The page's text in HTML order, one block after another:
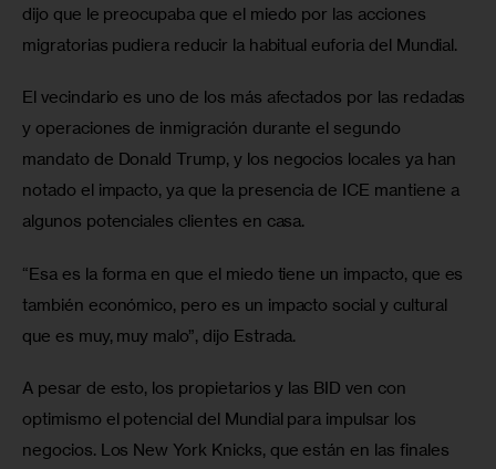
dijo que le preocupaba que el miedo por las acciones
migratorias pudiera reducir la habitual euforia del Mundial.
El vecindario es uno de los más afectados por las redadas
y operaciones de inmigración durante el segundo
mandato de Donald Trump, y los negocios locales ya han
notado el impacto, ya que la presencia de ICE mantiene a
algunos potenciales clientes en casa.
“Esa es la forma en que el miedo tiene un impacto, que es
también económico, pero es un impacto social y cultural
que es muy, muy malo”, dijo Estrada.
A pesar de esto, los propietarios y las BID ven con
optimismo el potencial del Mundial para impulsar los
negocios. Los New York Knicks, que están en las finales